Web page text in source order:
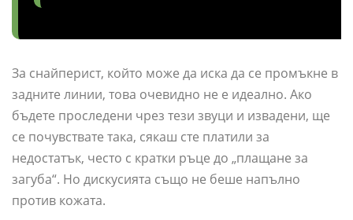
За снайперист, който може да иска да се промъкне в
задните линии, това очевидно не е идеално. Ако
бъдете проследени чрез тези звуци и извадени, ще
се почувствате така, сякаш сте платили за
недостатък, често с кратки ръце до „плащане за
загуба“. Но дискусията също не беше напълно
против кожата.